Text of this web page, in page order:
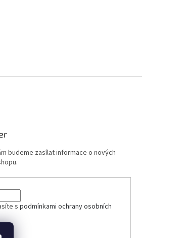
budeme zasílat informace o nových
spodmínkami ochrany osobních